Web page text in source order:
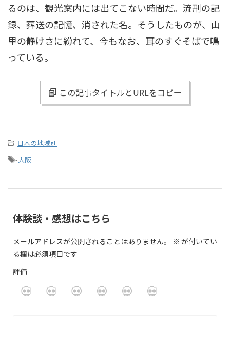
るのは、観光案内には出てこない時間だ。流刑の記
録、葬送の記憶、消された名。そうしたものが、山
里の静けさに紛れて、今もなお、耳のすぐそばで鳴
っている。
この記事タイトルとURLをコピー
-日本の地域別
-大阪
体験談・感想はこちら
メールアドレスが公開されることはありません。 ※ が付いてい
る欄は必須項目です
評価